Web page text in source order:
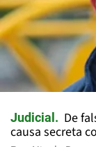
Judicial
De
causa secreta